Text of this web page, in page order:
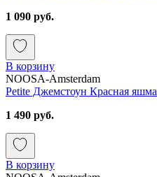
1 090 руб.
В корзину
NOOSA-Amsterdam
Petite Джемстоун Красная яшма
1 490 руб.
В корзину